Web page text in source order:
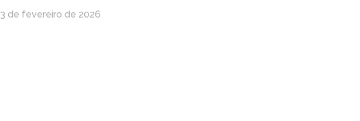
3 de fevereiro de 2026